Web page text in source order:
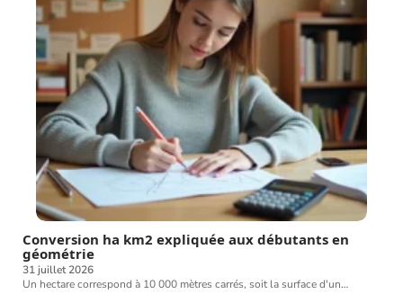
Conversion ha km2 expliquée aux débutants en
géométrie
31 juillet 2026
Un hectare correspond à 10 000 mètres carrés, soit la surface d'un…